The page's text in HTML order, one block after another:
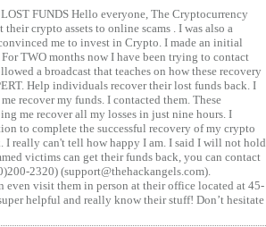
FUNDS Hello everyone, The Cryptocurrency
crypto assets to online scams . I was also a
me to invest in Crypto. I made an initial
TWO months now I have been trying to contact
a broadcast that teaches on how these recovery
Help individuals recover their lost funds back. I
recover my funds. I contacted them. These
me recover all my losses in just nine hours. I
to complete the successful recovery of my crypto
really can't tell how happy I am. I said I will not hold
victims can get their funds back, you can contact
2320) (support@thehackangels.com).
visit them in person at their office located at 45-
helpful and really know their stuff! Don’t hesitate